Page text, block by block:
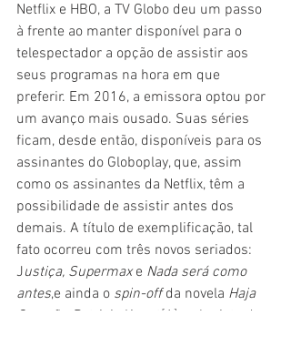
Netflix e HBO, a TV Globo deu um passo
à frente ao manter disponível para o
telespectador a opção de assistir aos
seus programas na hora em que
preferir. Em 2016, a emissora optou por
um avanço mais ousado. Suas séries
ficam, desde então, disponíveis para os
assinantes do Globoplay, que, assim
como os assinantes da Netflix, têm a
possibilidade de assistir antes dos
demais. A título de exemplificação, tal
fato ocorreu com três novos seriados:
Justiça, Supermax e Nada será como
antes,e ainda o spin-off da novela Haja
Coração. Patricia Kogut [1]
colunista do